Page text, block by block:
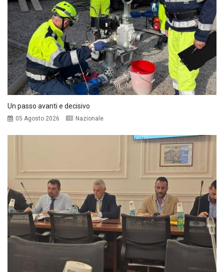
Un passo avanti e decisivo
05 Agosto 2026 Nazionale